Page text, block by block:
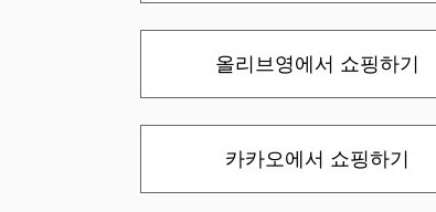
올리브영에서 쇼핑하기
카카오에서 쇼핑하기